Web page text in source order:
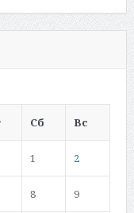
Сб Вс
1 2
8 9